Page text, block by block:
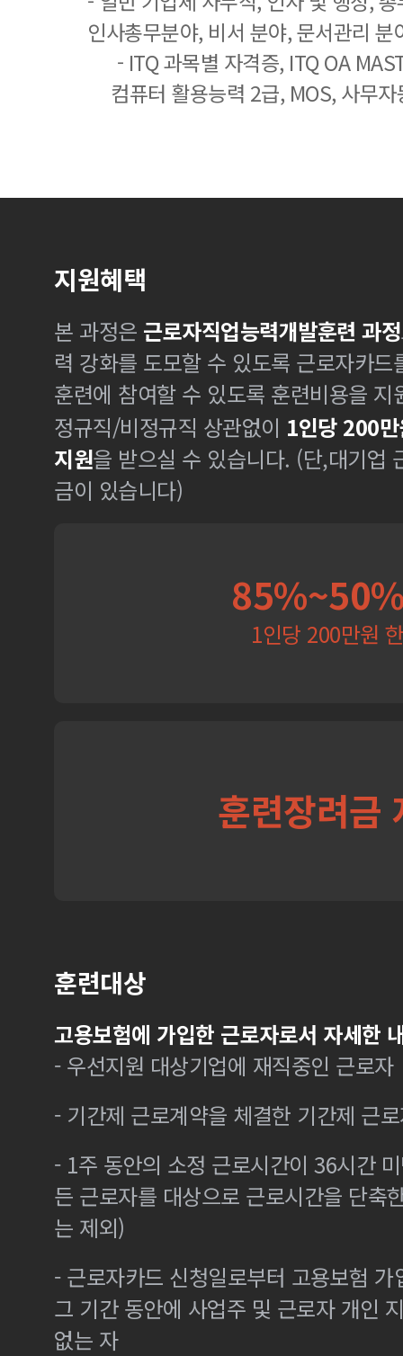
인사총무분야, 비서 분야, 문서관리
- ITQ 과목별 자격증, ITQ OA
컴퓨터 활용능력 2급, MOS, 사무
지원혜택
본 과정은 근로자직업능력개발훈련 과정
력 강화를 도모할 수 있도록 근로자카
훈련에 참여할 수 있도록 훈련비용을 지
정규직/비정규직 상관없이 1인당 200
지원을 받으실 수 있습니다. (단,대기업
금이 있습니다)
1인당 200만원
훈련장려금
훈련대상
고용보험에 가입한 근로자로서 자세한
- 우선지원 대상기업에 재직중인 근로자
- 기간제 근로계약을 체결한 기간제 근
- 1주 동안의 소정 근로시간이 36시간
든 근로자를 대상으로 근로시간을 단축
는 제외)
- 근로자카드 신청일로부터 고용보험
그 기간 동안에 사업주 및 근로자 개인
없는 자